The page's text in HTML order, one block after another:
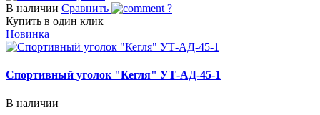
В наличии Сравнить
?
Купить в один клик
Новинка
Спортивный уголок "Кегля" УТ-АД-45-1
В наличии